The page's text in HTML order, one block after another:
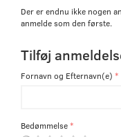
Der er endnu ikke nogen
anmelde som den første.
Tilføj
Fornavn og Efternavn(e)
Bedømmelse